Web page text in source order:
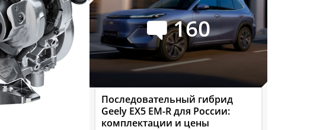
160
Последовательный гибрид
Geely EX5 EM-R для России:
комплектации и цены